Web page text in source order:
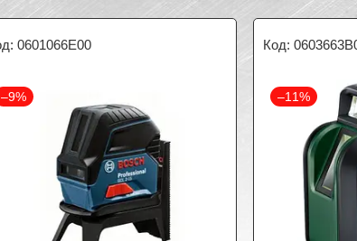
0601066E00
–9% –11%